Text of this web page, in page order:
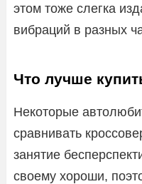
этом тоже слегка
вибраций в разных
Что лучше
Некоторые
сравнивать
занятие
своему хороши,